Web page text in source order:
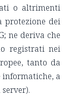
o altrimenti
protezione dei
ne deriva che
registrati nei
tanto da
informatiche, a